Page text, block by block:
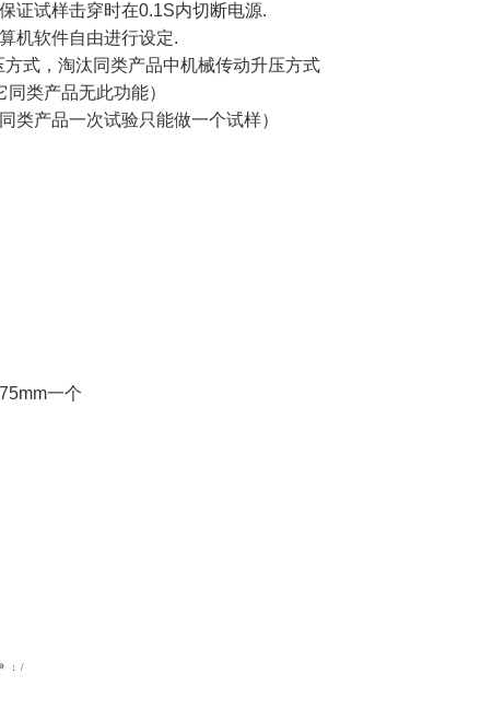
证试样击穿时在0.1S内切断电源.
机软件自由进行设定.
式，淘汰同类产品中机械传动升压方式
类产品无此功能）
类产品一次试验只能做一个试样）
一个
： /